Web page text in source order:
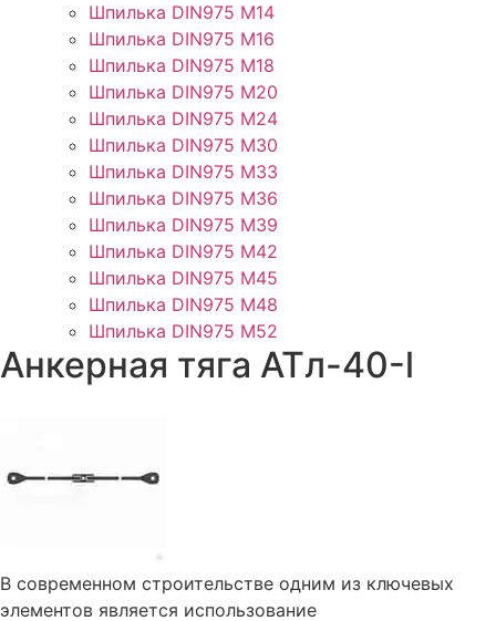
Шпилька DIN975 М14
Шпилька DIN975 М16
Шпилька DIN975 М18
Шпилька DIN975 М20
Шпилька DIN975 М24
Шпилька DIN975 М30
Шпилька DIN975 М33
Шпилька DIN975 М36
Шпилька DIN975 М39
Шпилька DIN975 М42
Шпилька DIN975 М45
Шпилька DIN975 М48
Шпилька DIN975 М52
Анкерная тяга ATл-40-l
В современном строительстве одним из ключевых
элементов является использование